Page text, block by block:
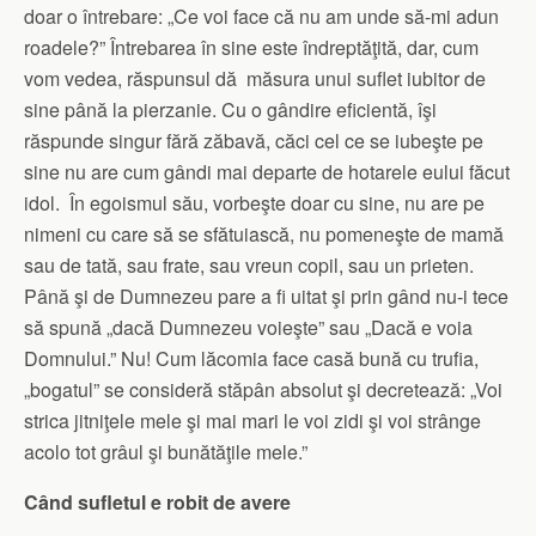
doar o întrebare: „Ce voi face că nu am unde să-mi adun
roadele?” Întrebarea în sine este îndreptăţită, dar, cum
vom vedea, răspunsul dă măsura unui suflet iubitor de
sine până la pierzanie. Cu o gândire eficientă, îşi
răspunde singur fără zăbavă, căci cel ce se iubeşte pe
sine nu are cum gândi mai departe de hotarele eului făcut
idol. În egoismul său, vorbeşte doar cu sine, nu are pe
nimeni cu care să se sfătuiască, nu pomeneşte de mamă
sau de tată, sau frate, sau vreun copil, sau un prieten.
Până şi de Dumnezeu pare a fi uitat şi prin gând nu-i tece
să spună „dacă Dumnezeu voieşte” sau „Dacă e voia
Domnului.” Nu! Cum lăcomia face casă bună cu trufia,
„bogatul” se consideră stăpân absolut şi decretează: „Voi
strica jitniţele mele şi mai mari le voi zidi şi voi strânge
acolo tot grâul şi bunătăţile mele.”
Când sufletul e robit de avere